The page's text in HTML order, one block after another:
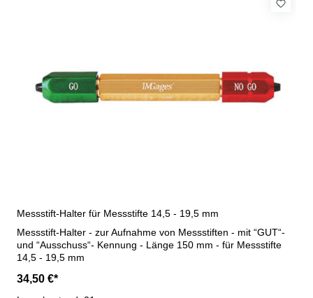
Messstift-Halter für Messstifte 14,5 - 19,5 mm
Messstift-Halter - zur Aufnahme von Messstiften - mit “GUT“-
und “Ausschuss“- Kennung - Länge 150 mm - für Messstifte
14,5 - 19,5 mm
34,50 €*